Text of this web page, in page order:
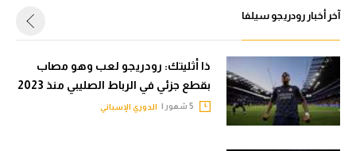
آسيا
أمريكا
ركن الألعاب
آخر أخبار رودريجو سيلفا
ذا أثليتك: رودريجو لعب وهو مصاب
بقطع جزئي في الرباط الصليبي منذ 2023
الدوري الإسباني